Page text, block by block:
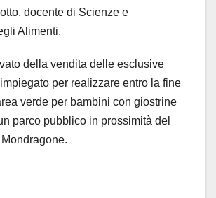
docente di Scienze e
Alimenti.
della vendita delle esclusive
per realizzare entro la fine
verde per bambini con giostrine
parco pubblico in prossimità del